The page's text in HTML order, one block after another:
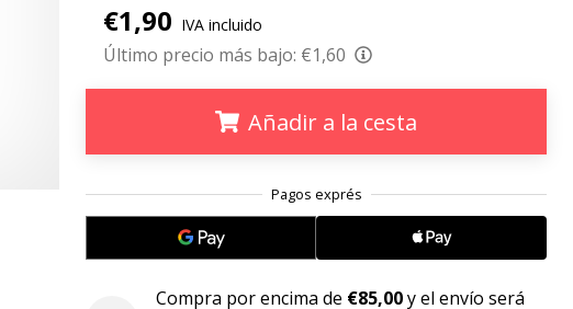
€1,90 IVA incluido
Último precio más bajo: €1,60
Añadir a la cesta
Compra por encima de €85,00y el envío será